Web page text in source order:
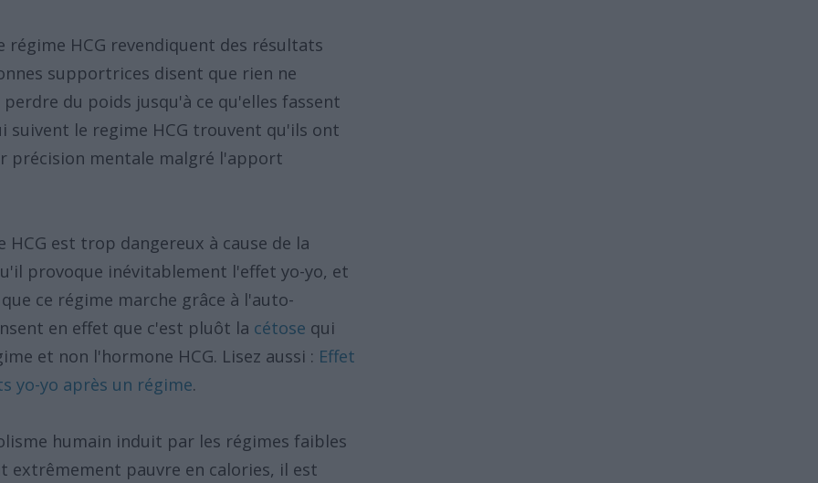
HCG revendiquent des résultats
supportrices disent que rien ne
du poids jusqu'à ce qu'elles fassent
suivent le regime HCG trouvent qu'ils ont
précision mentale malgré l'apport
est trop dangereux à cause de la
provoque inévitablement l'effet yo-yo, et
ce régime marche grâce à l'auto-
en effet que c'est pluôt la cétose qui
et non l'hormone HCG. Lisez aussi : Effet
yo-yo après un régime.
humain induit par les régimes faibles
extrêmement pauvre en calories, il est